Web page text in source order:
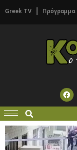
Greek TV Πρόγραμμα